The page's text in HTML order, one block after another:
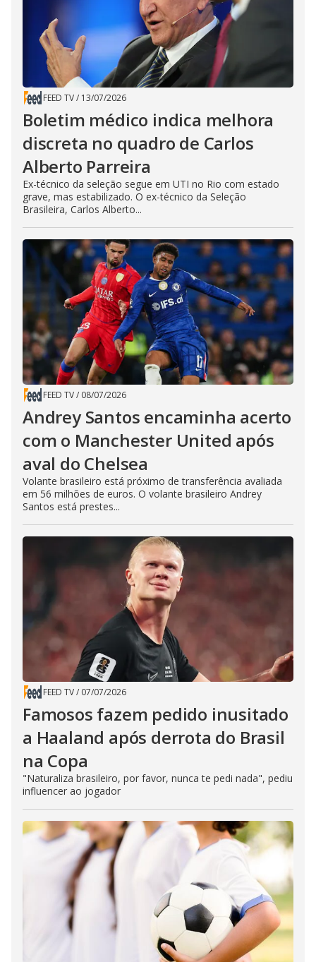
FEED TV/ 13/07/2026
Boletim médico indica melhora
discreta no quadro de Carlos
Alberto Parreira
Ex-técnico da seleção segue em UTI no Rio com estado
grave, mas estabilizado. O ex-técnico da Seleção
Brasileira, Carlos Alberto...
FEED TV/ 08/07/2026
Andrey Santos encaminha acerto
com o Manchester United após
aval do Chelsea
Volante brasileiro está próximo de transferência avaliada
em 56 milhões de euros. O volante brasileiro Andrey
Santos está prestes...
FEED TV/ 07/07/2026
Famosos fazem pedido inusitado
a Haaland após derrota do Brasil
na Copa
"Naturaliza brasileiro, por favor, nunca te pedi nada", pediu
influencer ao jogador